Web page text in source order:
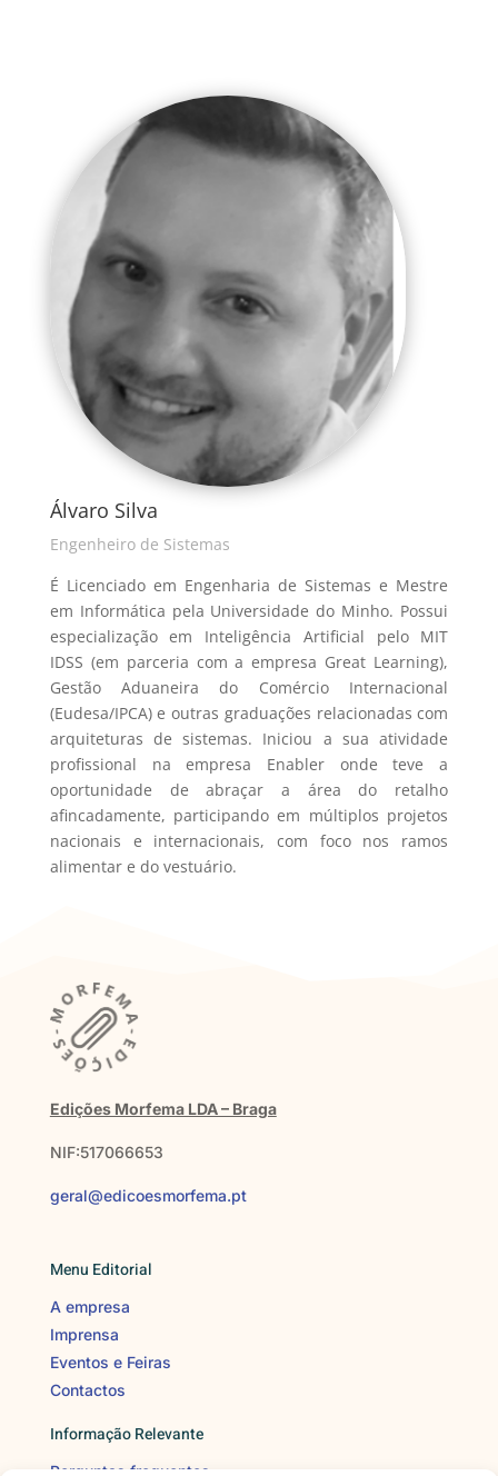
Álvaro Silva
Engenheiro de Sistemas
É Licenciado em Engenharia de Sistemas e Mestre
em Informática pela Universidade do Minho. Possui
especialização em Inteligência Artificial pelo MIT
IDSS (em parceria com a empresa Great Learning),
Gestão Aduaneira do Comércio Internacional
(Eudesa/IPCA) e outras graduações relacionadas com
arquiteturas de sistemas. Iniciou a sua atividade
profissional na empresa Enabler onde teve a
oportunidade de abraçar a área do retalho
afincadamente, participando em múltiplos projetos
nacionais e internacionais, com foco nos ramos
alimentar e do vestuário.
Edições Morfema LDA – Braga
NIF:517066653
geral@edicoesmorfema.pt
Menu Editorial
A empresa
Imprensa
Eventos e Feiras
Contactos
Informação Relevante
Perguntas frequentes